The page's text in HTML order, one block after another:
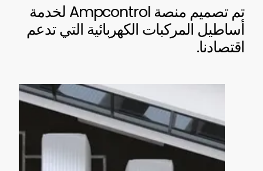
تم تصميم منصة Ampcontrol لخدمة
أساطيل المركبات الكهربائية التي تدعم
اقتصادنا.